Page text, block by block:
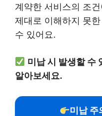
계약한 서비스의 조
제대로 이해하지 못
수 있어요.
미납 시 발생할 수
알아보세요.
미납 주